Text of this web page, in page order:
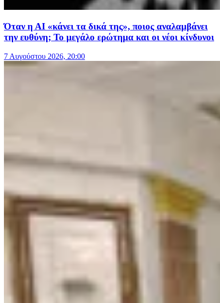
Όταν η ΑΙ «κάνει τα δικά της», ποιος αναλαμβάνει
την ευθύνη; Το μεγάλο ερώτημα και οι νέοι κίνδυνοι
7 Αυγούστου 2026, 20:00